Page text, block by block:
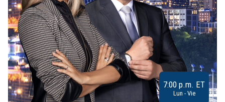
7:00 p.m. ET
Lun - Vie